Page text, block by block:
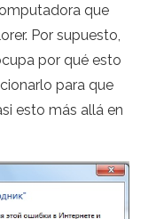
que
Por supuesto,
por qué esto
para que
esto más allá en